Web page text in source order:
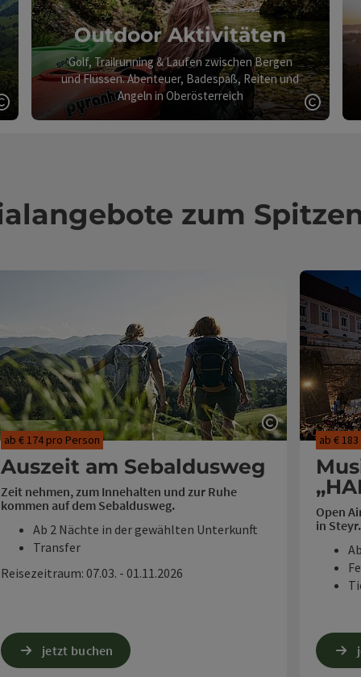
Copyright öffnen
Outdoor Aktivitäten
Golf, Trailrunning & Laufen zwischen Bergen
und Flüssen. Abenteuer, Badespaß, Reiten und
Angeln in Oberösterreich
zum
öffnen Copyright
ab € 174 pro Person
Auszeit am Sebaldusweg
Zeit nehmen, zum Innehalten und zur Ruhe
kommen auf dem Sebaldusweg.
Ab 2 Nächte in der gewählten Unterkunft
Transfer
Reisezeitraum: 07.03. - 01.11.2026
jetzt buchen
ab €
Open
in Steyr.